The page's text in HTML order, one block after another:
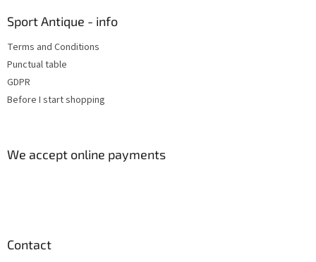
Sport Antique - info
Terms and Conditions
Punctual table
GDPR
Before I start shopping
We accept online payments
Contact